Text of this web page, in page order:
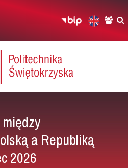
a Republiką
2026